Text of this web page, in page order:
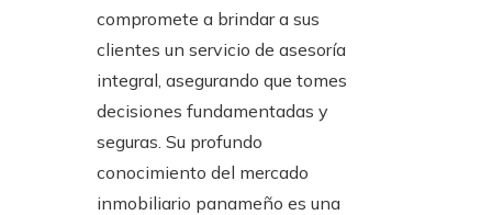
compromete a brindar a sus
clientes un servicio de asesoría
integral, asegurando que tomes
decisiones fundamentadas y
seguras. Su profundo
conocimiento del mercado
inmobiliario panameño es una